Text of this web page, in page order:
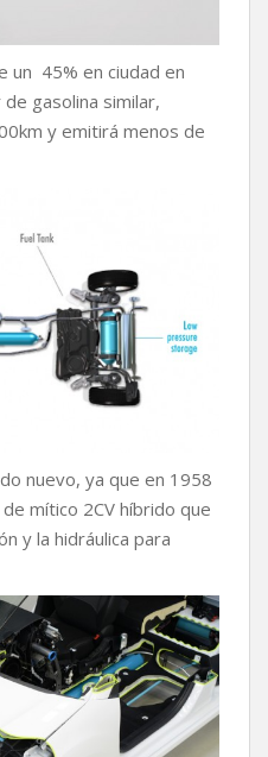
un 45% en ciudad en
gasolina similar,
y emitirá menos de
nuevo, ya que en 1958
mítico 2CV híbrido que
y la hidráulica para